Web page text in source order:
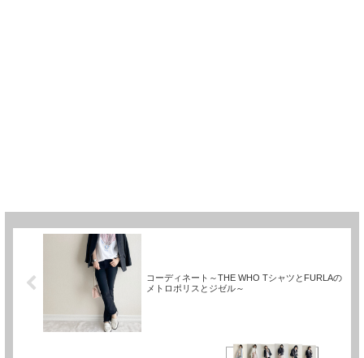
コーディネート～THE WHO TシャツとFURLAの
メトロポリスとジゼル～